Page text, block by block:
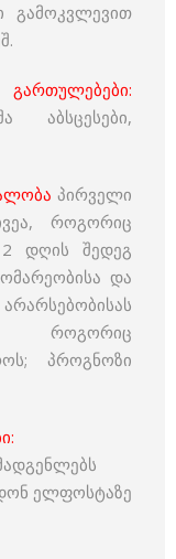
გამოკვლევით
გართულებები:
აბსცესები,
პირველი
როგორიც
დღის შედეგ
და
როგორიც
პროგნოზი
ელფოსტაზე